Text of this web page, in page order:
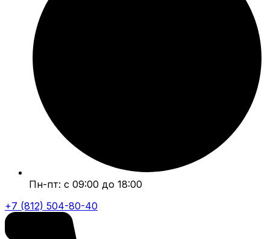
Пн-пт: с 09:00 до 18:00
+7 (812) 504-80-40